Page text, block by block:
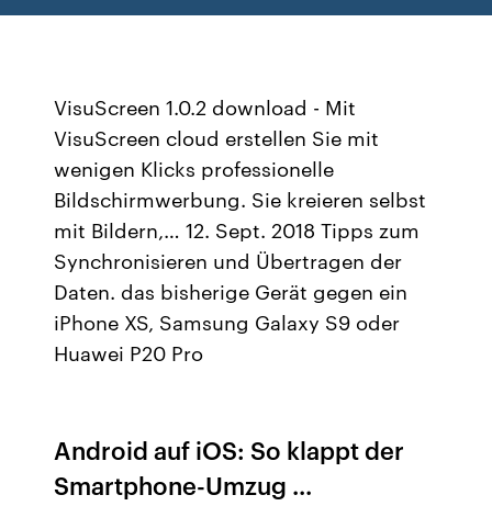
VisuScreen 1.0.2 download - Mit
VisuScreen cloud erstellen Sie mit
wenigen Klicks professionelle
Bildschirmwerbung. Sie kreieren selbst
mit Bildern,… 12. Sept. 2018 Tipps zum
Synchronisieren und Übertragen der
Daten. das bisherige Gerät gegen ein
iPhone XS, Samsung Galaxy S9 oder
Huawei P20 Pro
Android auf iOS: So klappt der
Smartphone-Umzug ...